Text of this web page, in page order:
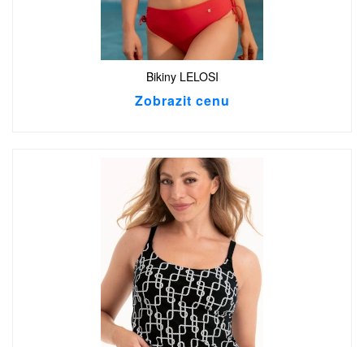
Bikiny LELOSI
Zobrazit cenu